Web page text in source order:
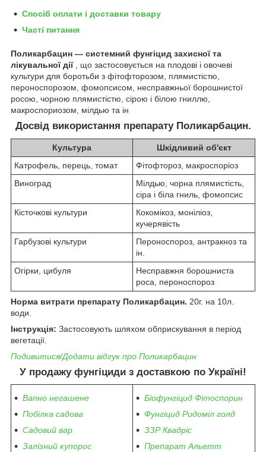
Спосіб оплати і доставки товару
Часті питання
Поликарбацин — системний фунгіцид захисної та
лікувальної дії, що застосовується на плодові і овочеві
культури для боротьби з фітофторозом, плямистістю,
пероноспорозом, фомопсисом, несправжньої борошнистої
росою, чорною плямистістю, сірою і білою гниллю,
макроспориозом, мілдью та ін
Досвід використання препарату Поликарбацин.
Культура
Шкідливий об'єкт
Катрофель, перець, томат
Фітофтороз, макроспоріоз
Виноград
Мілдью, чорна плямистість,
сіра і біла гниль, фомопсис
Кісточкові культури
Кокомікоз, моніліоз,
кучерявість
Гарбузові культури
Пероноспороз, антракноз та
ін.
Огірки, цибуля
Несправжня борошниста
роса, пероноспороз
Норма витрати препарату Поликарбацин. 20г. на 10л.
води.
Інструкція: Застосовують шляхом обприскування в період
вегетації.
Подивитися/Додати відгук про Поликарбацин
У продажу фунгіциди з доставкою по Україні!
Вапно негашене
Побілка садова
Садовий вар
Залізний купорос
Біофунгіцид Фітоспорин
Фунгіцид Ридоміл голд
ЗЗР Квадріс
Препарат Альетт